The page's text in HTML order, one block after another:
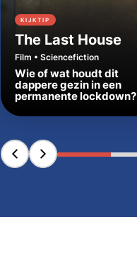
KIJKTIP
The Last House
Film • Sciencefiction
Wie of wat houdt dit
dappere gezin in een
permanente lockdown?